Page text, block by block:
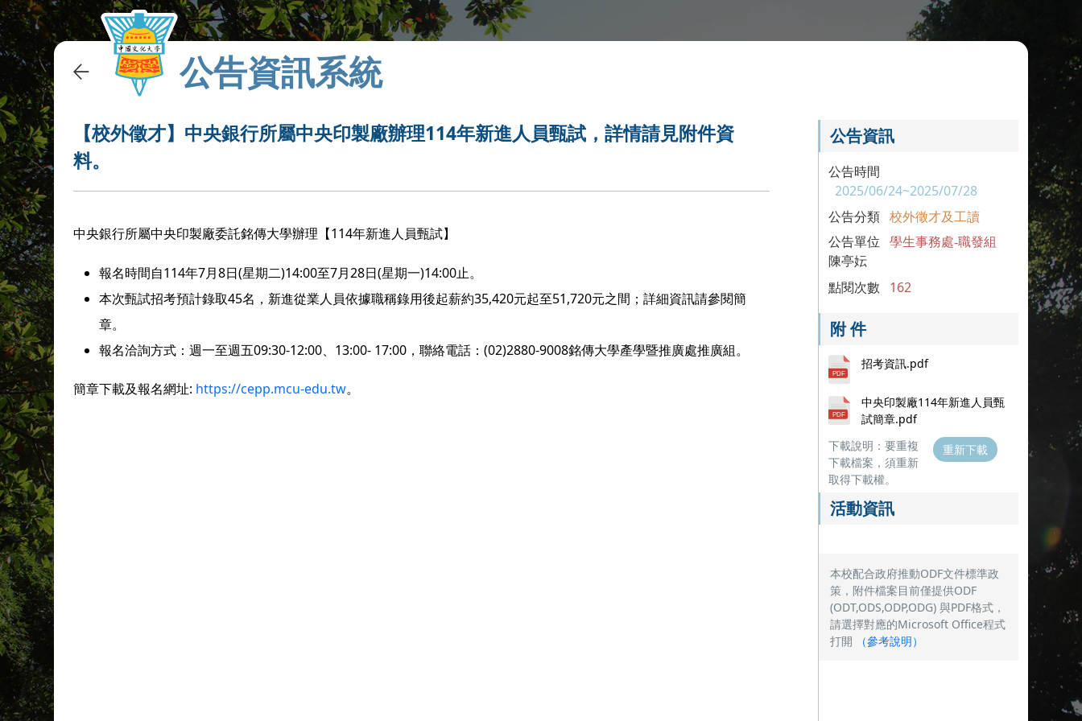
公告資訊系統
【校外徵才】中央銀行所屬中央印製廠辦理114年新進人員甄試，詳情請見附件資
料。
中央銀行所屬中央印製廠委託銘傳大學辦理【114年新進人員甄試】
報名時間自114年7月8日(星期二)14:00至7月28日(星期一)14:00止。
本次甄試招考預計錄取45名，新進從業人員依據職稱錄用後起薪約35,420元起至51,720元之間；詳細資訊請參閱簡
章。
報名洽詢方式：週一至週五09:30-12:00、13:00- 17:00，聯絡電話：(02)2880-9008銘傳大學產學暨推廣處推廣組。
簡章下載及報名網址: https://cepp.mcu-edu.tw。
公告資訊
公告時間
2025/06/24~2025/07/28
公告分類 校外徵才及工讀
公告單位
學生事務處-職發組
陳亭妘
點閱次數 162
附 件
招考資訊.pdf
中央印製廠114年新進人員甄
試簡章.pdf
下載說明：要重複
下載檔案，須重新
取得下載權。
重新下載
活動資訊
本校配合政府推動ODF文件標準政
策，附件檔案目前僅提供ODF
(ODT,ODS,ODP,ODG) 與PDF格式，
請選擇對應的Microsoft Office程式
打開
（參考說明）